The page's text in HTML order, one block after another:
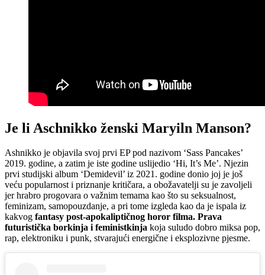
Je li Aschnikko ženski Maryiln Manson?
Ashnikko je objavila svoj prvi EP pod nazivom ‘Sass Pancakes’
2019. godine, a zatim je iste godine uslijedio ‘Hi, It’s Me’. Njezin
prvi studijski album ‘Demidevil’ iz 2021. godine donio joj je još
veću popularnost i priznanje kritičara, a obožavatelji su je zavoljeli
jer hrabro progovara o važnim temama kao što su seksualnost,
feminizam, samopouzdanje, a pri tome izgleda kao da je ispala iz
kakvog fantasy post-apokaliptičnog horor filma. Prava
futuristička borkinja i feministkinja koja suludo dobro miksa pop,
rap, elektroniku i punk, stvarajući energične i eksplozivne pjesme.